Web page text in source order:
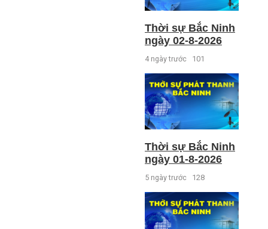
Thời sự Bắc Ninh
ngày 02-8-2026
4 ngày trước 101
Thời sự Bắc Ninh
ngày 01-8-2026
5 ngày trước 128